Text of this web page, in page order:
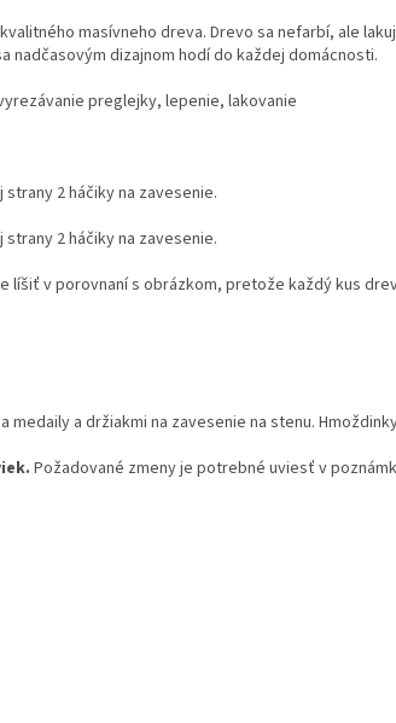
masívneho dreva. Drevo sa nefarbí, ale
nadčasovým dizajnom hodí do každej domácnosti.
preglejky, lepenie, lakovanie
strany 2 háčiky na zavesenie.
strany 2 háčiky na zavesenie.
líšiť v porovnaní s obrázkom, pretože každý kus
medaily a držiakmi na zavesenie na stenu.
Požadované zmeny je potrebné uviesť v